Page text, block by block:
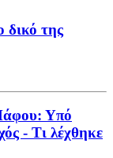
δικό της
Υπό
- Τι λέχθηκε